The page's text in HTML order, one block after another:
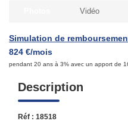
Simulation de
824 €/mois
pendant 20 ans à 3% avec un apport de
Vidéo
Description
Réf : 18518